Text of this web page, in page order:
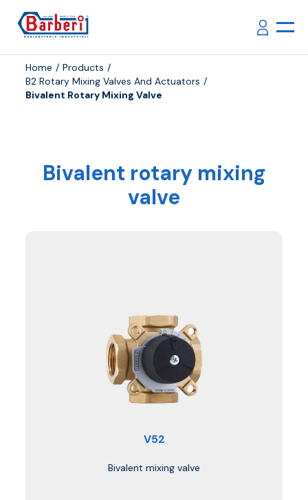
Home
Products
B2 Rotary Mixing Valves And Actuators
Bivalent Rotary Mixing Valve
Bivalent rotary mixing
valve
V52
Bivalent mixing valve